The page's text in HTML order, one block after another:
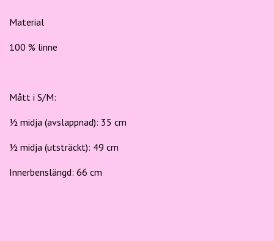
Material
100 % linne
Mått i S/M:
½ midja (avslappnad): 35 cm
½ midja (utsträckt): 49 cm
Innerbenslängd: 66 cm